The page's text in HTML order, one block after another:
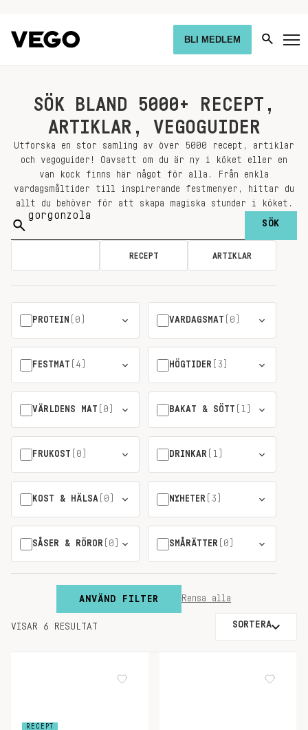
BLI MEDLEM
SÖK BLAND 5000+ RECEPT,
ARTIKLAR, VEGOGUIDER
Utforska en stor samling av över 5000 recept, artiklar
och vegoguider! Oavsett om du är ny i köket eller en
van kock finns här något för alla. Från enkla
vardagsmåltider till inspirerande festmenyer, hittar du
allt du behöver för att skapa magiska stunder i köket.
Sök
på:
RECEPT ARTIKLAR
PROTEIN (0) VARDAGSMAT (0)
FESTMAT (4) HÖGTIDER (3)
VÄRLDENS MAT (0) BAKAT & SÖTT (1)
FRUKOST (0) DRINKAR (1)
KOST & HÄLSA (0) NYHETER (3)
SÅSER & RÖROR (0) SMÅRÄTTER (0)
ANVÄND FILTER Rensa alla
VISAR 6 RESULTAT SORTERA
RECEPT